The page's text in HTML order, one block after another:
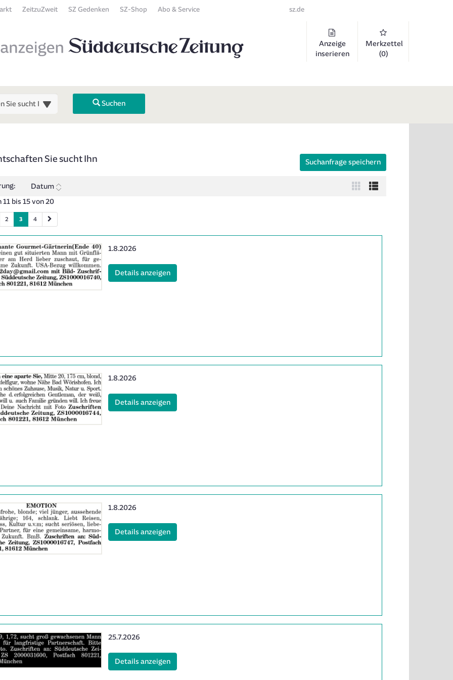
ZeitzuZweit SZ Gedenken SZ-Shop Abo & Service sz.de
Anzeige
inserieren
Merkzettel
(0)
Suchen
Übersicht
zurück). Drücken Sie die Eingabetaste, um Unterkategorien ein- oder auszuklappen und Links zu öffnen. Mit Pfeil rechts klappen Sie
Sie sucht Ihn Suchanfrage speichern
Datum
11 bis 15 von 20
2 3 4
Erscheinungsdatum:
1.8.2026
Details anzeigen(ID: 2063539)
Erscheinungsdatum:
1.8.2026
Details anzeigen(ID: 2063582)
Erscheinungsdatum:
1.8.2026
Details anzeigen(ID: 2063588)
Erscheinungsdatum:
25.7.2026
Details anzeigen(ID: 2060853)